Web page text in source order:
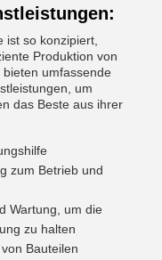
ist so konzipiert,
Produktion von
umfassende
um
das Beste aus ihrer
zum Betrieb und
Wartung, um die
zu halten
Bauteilen